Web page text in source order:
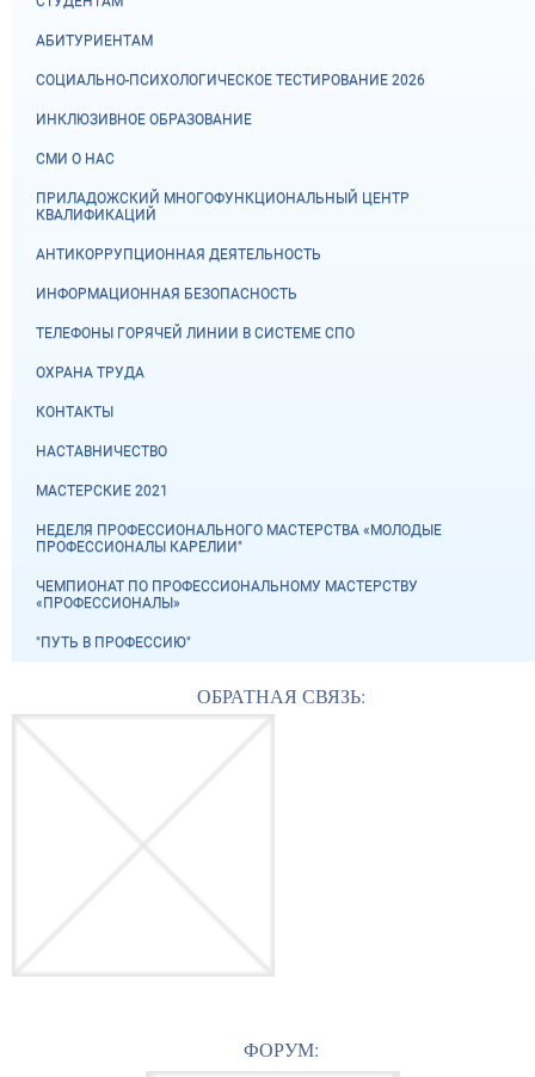
АБИТУРИЕНТАМ
СОЦИАЛЬНО-ПСИХОЛОГИЧЕСКОЕ ТЕСТИРОВАНИЕ 2026
ИНКЛЮЗИВНОЕ ОБРАЗОВАНИЕ
СМИ О НАС
ПРИЛАДОЖСКИЙ МНОГОФУНКЦИОНАЛЬНЫЙ ЦЕНТР
КВАЛИФИКАЦИЙ
АНТИКОРРУПЦИОННАЯ ДЕЯТЕЛЬНОСТЬ
ИНФОРМАЦИОННАЯ БЕЗОПАСНОСТЬ
ТЕЛЕФОНЫ ГОРЯЧЕЙ ЛИНИИ В СИСТЕМЕ СПО
ОХРАНА ТРУДА
КОНТАКТЫ
НАСТАВНИЧЕСТВО
МАСТЕРСКИЕ 2021
НЕДЕЛЯ ПРОФЕССИОНАЛЬНОГО МАСТЕРСТВА «МОЛОДЫЕ
ПРОФЕССИОНАЛЫ КАРЕЛИИ"
ЧЕМПИОНАТ ПО ПРОФЕССИОНАЛЬНОМУ МАСТЕРСТВУ
«ПРОФЕССИОНАЛЫ»
"ПУТЬ В ПРОФЕССИЮ"
ОБРАТНАЯ СВЯЗЬ:
ФОРУМ: